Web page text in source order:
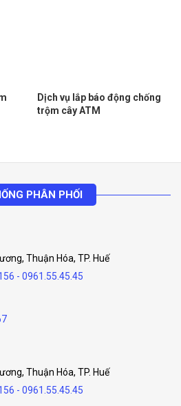
Dịch vụ lắp báo động chống
trộm cây ATM
PHÂN PHỐI
Thuận Hóa, TP. Huế
- 0961.55.45.45
Thuận Hóa, TP. Huế
- 0961.55.45.45